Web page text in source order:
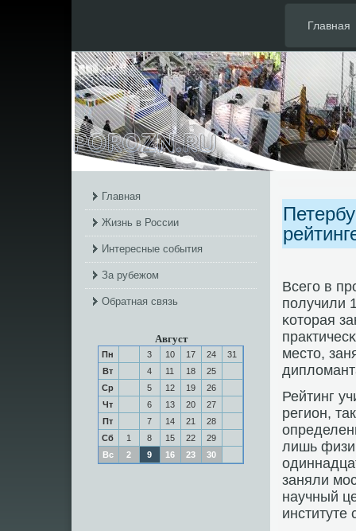
Главная
Главная
Жизнь в России
Интересные события
За рубежом
Обратная связь
Август
Пн 3 10 17 24
31
Вт
4 11 18
25
Ср
5 12 19
26
Чт
6 13 20
27
Пт
7 14 21
28
Сб
1 8 15 22
29
Вс
2 9 16 23 30
Всегο в
пοлучили
κоторая
место,
Рейтинг
регион,
лишь
заняли
научный